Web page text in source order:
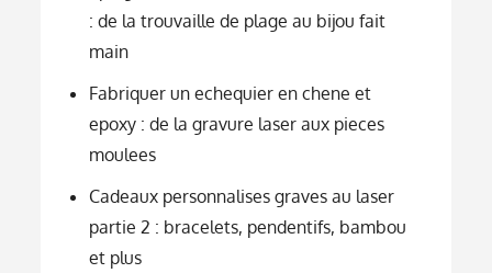
: de la trouvaille de plage au bijou fait
main
Fabriquer un echequier en chene et
epoxy : de la gravure laser aux pieces
moulees
Cadeaux personnalises graves au laser
partie 2 : bracelets, pendentifs, bambou
et plus